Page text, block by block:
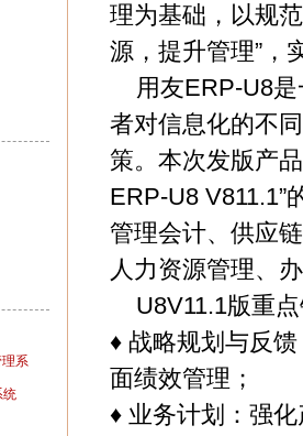
系
统
理为基础，以规
源，提升管理”，
用友ERP-U8是
者对信息化的不
策。本次发版产
ERP-U8 V811.1”
管理会计、供应
人力资源管理、
U8V11.1版重点
♦ 战略规划与反
面绩效管理；
♦ 业务计划：强